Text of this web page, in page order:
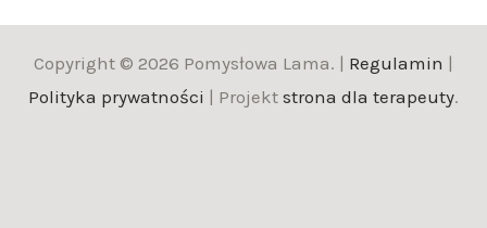
Copyright © 2026 Pomysłowa Lama. | Regulamin |
Polityka prywatności | Projekt strona dla terapeuty.